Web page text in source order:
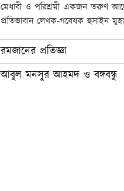
মেধাবী ও পরিশ্রমী একজন তরুণ
প্রতিভাবান লেখক-গবেষক হুসাইন
রমজানের প্রতিজ্ঞা
আবুল মনসুর আহমদ ও বঙ্গবন্ধু